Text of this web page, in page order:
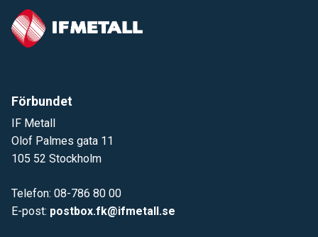
Förbundet
IF Metall
Olof Palmes gata 11
105 52 Stockholm
Telefon: 08-786 80 00
E-post: postbox.fk@ifmetall.se